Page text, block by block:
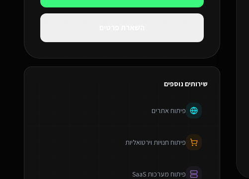
שירותים נוספים
פיתוח אתרים
פיתוח חנויות וירטואליות
פיתוח מערכות SaaS